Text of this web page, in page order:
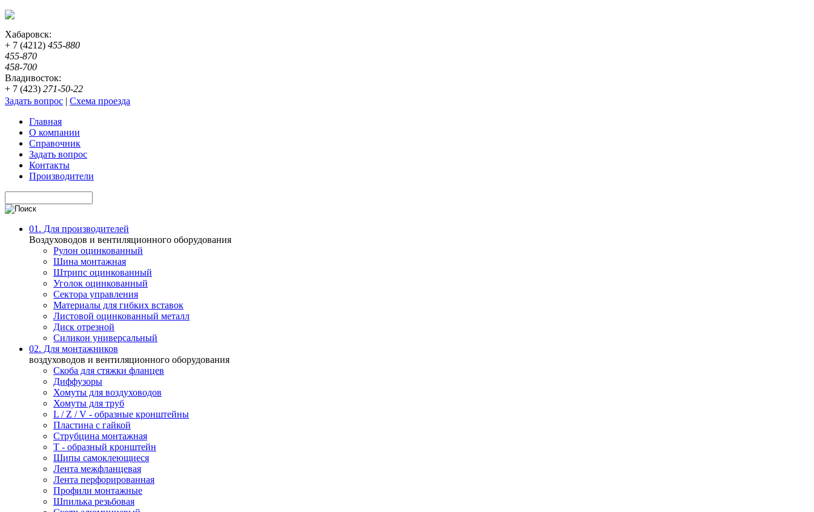
Хабаровск:
+ 7 (4212) 455-880
455-870
458-700
Владивосток:
+ 7 (423) 271-50-22
Задать вопрос | Схема проезда
Главная
О компании
Справочник
Задать вопрос
Контакты
Производители
01. Для производителей
Воздуховодов и вентиляционного оборудования
Рулон оцинкованный
Шина монтажная
Штрипс оцинкованный
Уголок оцинкованный
Сектора управления
Материалы для гибких вставок
Листовой оцинкованный металл
Диск отрезной
Силикон универсальный
02. Для монтажников
воздуховодов и вентиляционного оборудования
Скоба для стяжки фланцев
Диффузоры
Хомуты для воздуховодов
Хомуты для труб
L / Z / V - образные кронштейны
Пластина с гайкой
Струбцина монтажная
Т - образный кронштейн
Шипы самоклеющиеся
Лента межфланцевая
Лента перфорированная
Профили монтажные
Шпилька резьбовая